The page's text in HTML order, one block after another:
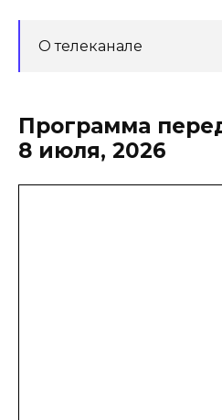
О телеканале
Программа
8 июля, 2026